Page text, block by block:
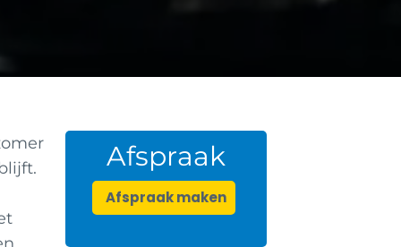
Afspraak
Afspraak maken